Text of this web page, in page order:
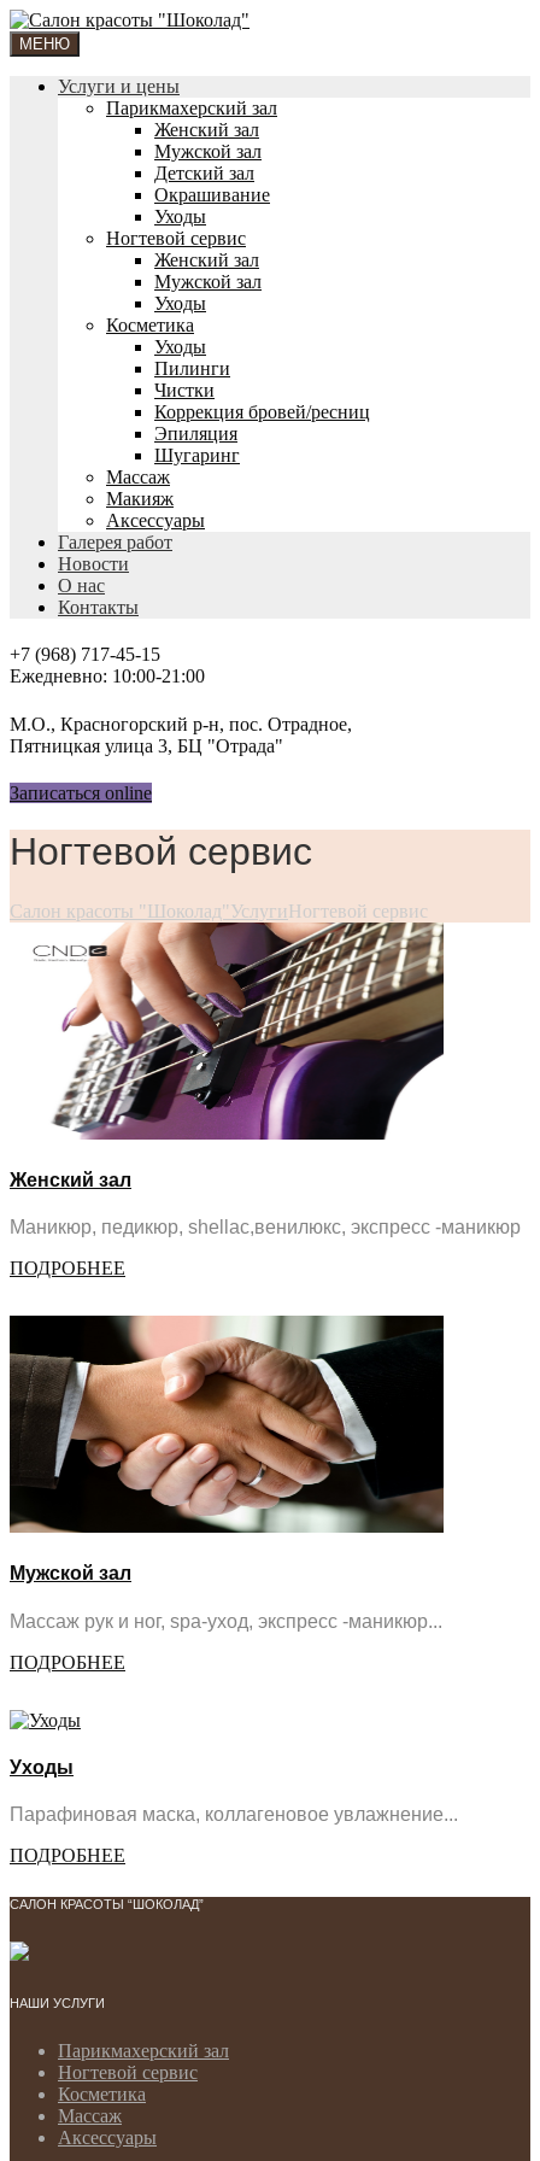
МЕНЮ
Услуги и цены
Парикмахерский зал
Женский зал
Мужской зал
Детский зал
Окрашивание
Уходы
Ногтевой сервис
Женский зал
Мужской зал
Уходы
Косметика
Уходы
Пилинги
Чистки
Коррекция бровей/ресниц
Эпиляция
Шугаринг
Массаж
Макияж
Аксессуары
Галерея работ
Новости
О нас
Контакты
+7 (968) 717-45-15
Ежедневно: 10:00-21:00
М.О., Красногорский р-н, пос. Отрадное,
Пятницкая улица 3, БЦ "Отрада"
Записаться online
Ногтевой сервис
Салон красоты "Шоколад"УслугиНогтевой сервис
Женский зал
Маникюр, педикюр, shellac,венилюкс, экспресс -маникюр
ПОДРОБНЕЕ
Мужской зал
Массаж рук и ног, spa-уход, экспресс -маникюр...
ПОДРОБНЕЕ
Уходы
Парафиновая маска, коллагеновое увлажнение...
ПОДРОБНЕЕ
САЛОН КРАСОТЫ “ШОКОЛАД”
НАШИ УСЛУГИ
Парикмахерский зал
Ногтевой сервис
Косметика
Массаж
Аксессуары